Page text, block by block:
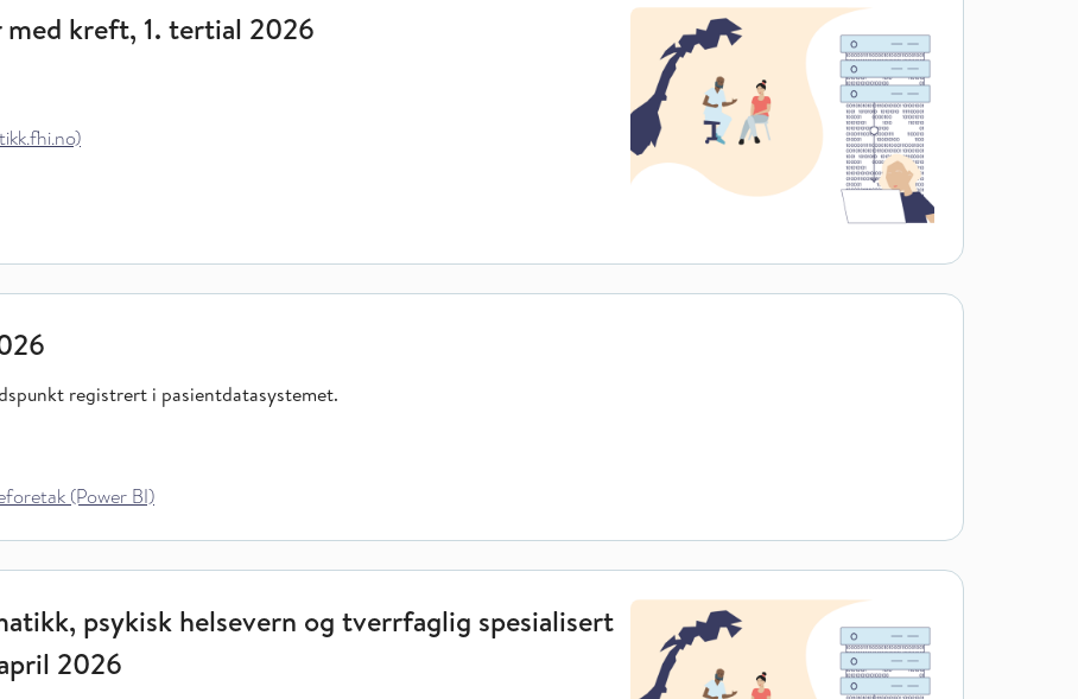
kreft, 1. tertial 2026
registrert i pasientdatasystemet.
(Power BI)
psykisk helsevern og tverrfaglig spesialisert
2026